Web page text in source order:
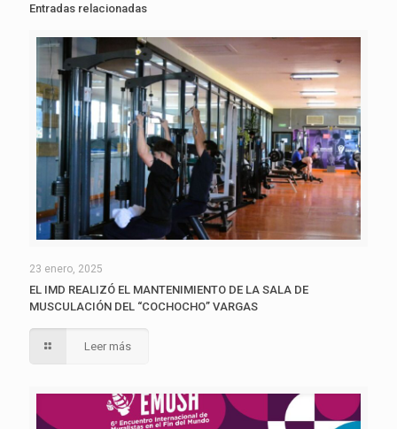
Entradas relacionadas
23 enero, 2025
EL IMD REALIZÓ EL MANTENIMIENTO DE LA SALA DE
MUSCULACIÓN DEL “COCHOCHO” VARGAS
Leer más